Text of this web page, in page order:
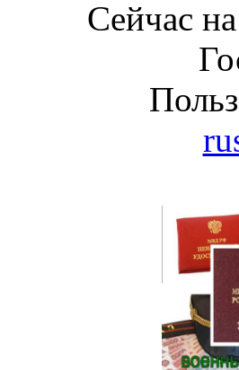
Сейчас